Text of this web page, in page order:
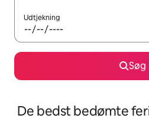
Udtjekning
Søg
De bedst bedømte